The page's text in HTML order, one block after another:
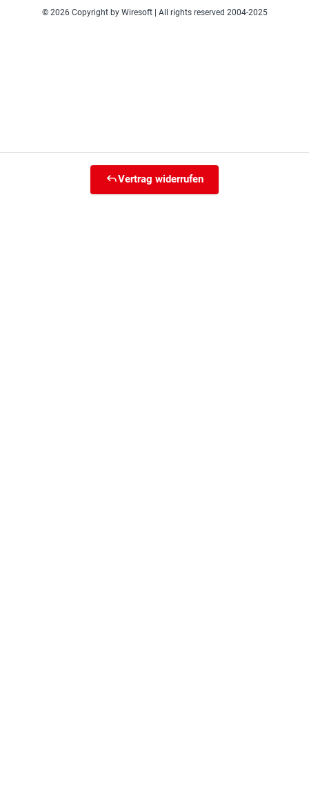
© 2026 Copyright by Wiresoft | All rights reserved 2004-2025
Vertrag widerrufen